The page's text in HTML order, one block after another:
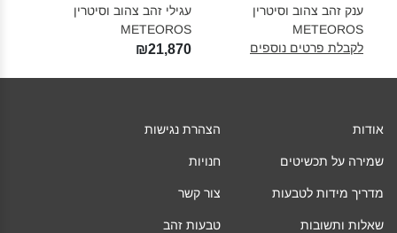
ענק זהב צהוב וסיטרין
METEOROS‎
לקבלת פרטים נוספים
עגילי זהב צהוב וסיטרין
METEOROS‎
₪21,870
אודות
שמירה על תכשיטים
מדריך מידות לטבעות
שאלות ותשובות
הצהרת נגישות
חנויות
צור קשר
טבעות זהב